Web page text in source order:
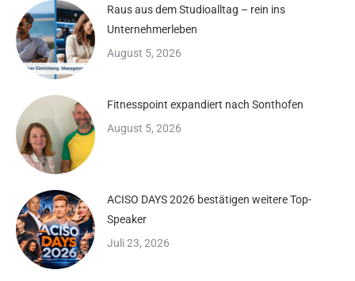
Raus aus dem Studioalltag – rein ins
Unternehmerleben
August 5, 2026
Fitnesspoint expandiert nach Sonthofen
August 5, 2026
ACISO DAYS 2026 bestätigen weitere Top-
Speaker
Juli 23, 2026